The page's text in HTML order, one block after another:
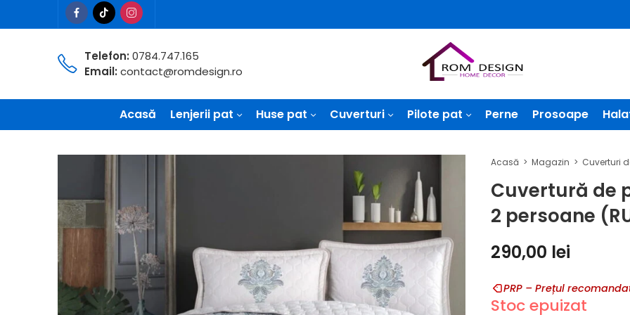
Telefon: 0784.747.165
Email: contact@romdesign.ro
Acasă Lenjerii pat Huse pat Cuverturi Pilote pat Perne Prosoape
Acasă Magazin
Cuvertură de
2 persoane
290,00 lei
PRP – Prețul
Stoc epuizat